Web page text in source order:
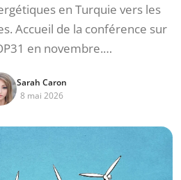
en Turquie vers les
Accueil de la conférence sur
en novembre.…
Sarah Caron
8 mai 2026